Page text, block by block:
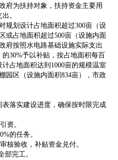
为扶持对象，扶持资金主要用
。
划设计占地面积超过300亩（设
或占地面积超过500亩（设施内面
府按照水电路基础设施实际支出
的30%予以补贴，按占地面积每百
占地面积达到1000亩的规模温室
园区（设施内面积834亩），市政
落实建设进度，确保按时限完成
资。
的任务。
验收，补贴资金兑付。
完工。